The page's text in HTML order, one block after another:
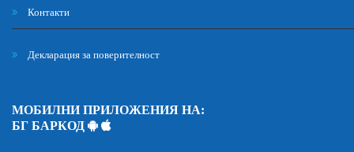
Контакти
Декларация за поверителност
МОБИЛНИ ПРИЛОЖЕНИЯ НА:
БГ БАРКОД